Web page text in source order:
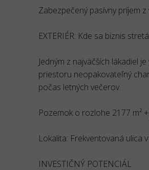
Zabezpečený pasívny príjem
EXTERIÉR: Kde sa biznis
Jedným z najväčších lákadiel
priestoru neopakovateľný
počas letných večerov.
Pozemok o rozlohe 2177 m²
Lokalita: Frekventovaná ulica
INVESTIČNÝ POTENCIÁL